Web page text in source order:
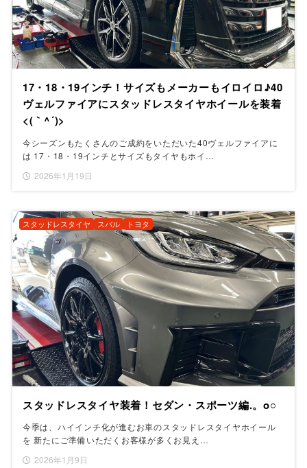
17・18・19インチ！サイズもメーカーもイロイロ♪40
ヴェルファイアにスタッドレスタイヤホイールを装着
<(｀^´)>
今シーズンもたくさんのご成約をいただいた40ヴェルファイアに
は 17・18・19インチとサイズもタイヤもホイ…
2026年1月19日
スタッドレスタイヤ装着！セダン・スポーツ編.。o○
今季は、ハイインチ化が進むお車のスタッドレスタイヤホイール
を 新たにご準備いただくお客様が多くお見え…
2026年1月9日
スタッドレスタイヤ スバル トヨタ